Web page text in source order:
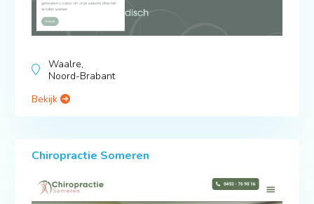
Waalre,
Noord-Brabant
Bekijk
Chiropractie Someren